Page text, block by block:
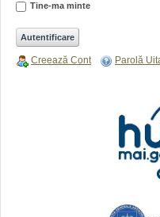
Tine-ma minte
Creează Cont Parolă